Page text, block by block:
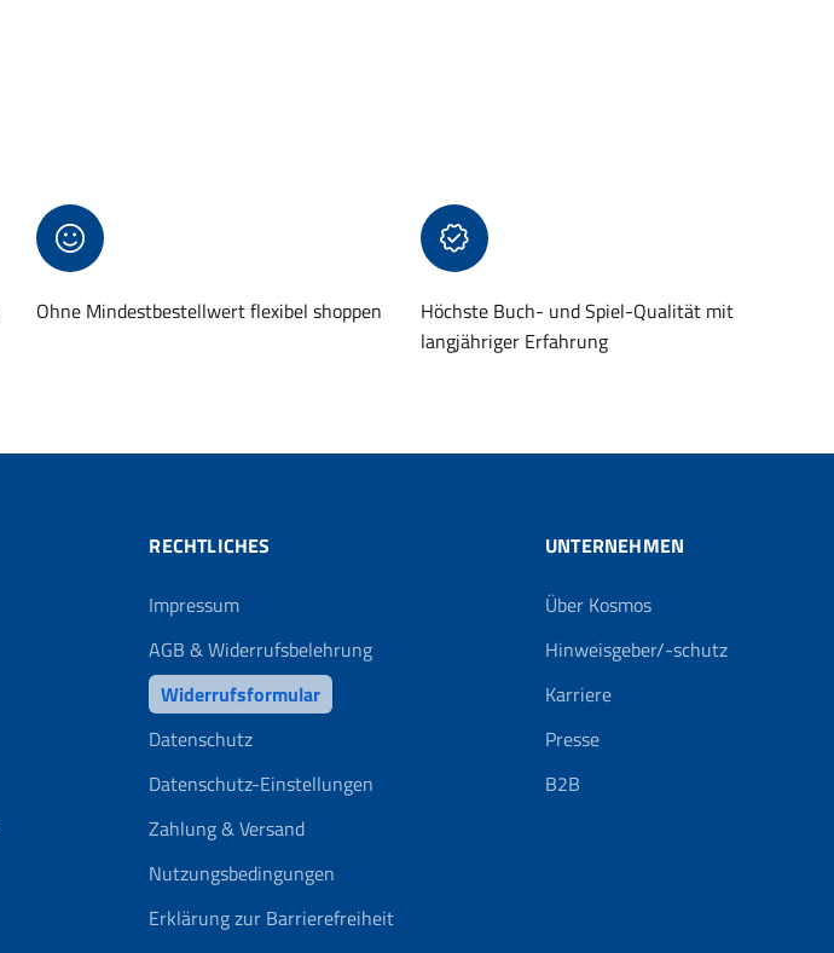
Ohne Mindestbestellwert flexibel shoppen
Höchste Buch- und Spiel-Qualität mit
langjähriger Erfahrung
RECHTLICHES
Impressum
AGB & Widerrufsbelehrung
Widerrufsformular
Datenschutz
Datenschutz-Einstellungen
Zahlung & Versand
Nutzungsbedingungen
Erklärung zur Barrierefreiheit
UNTERNEHMEN
Über Kosmos
Hinweisgeber/-schutz
Karriere
Presse
B2B